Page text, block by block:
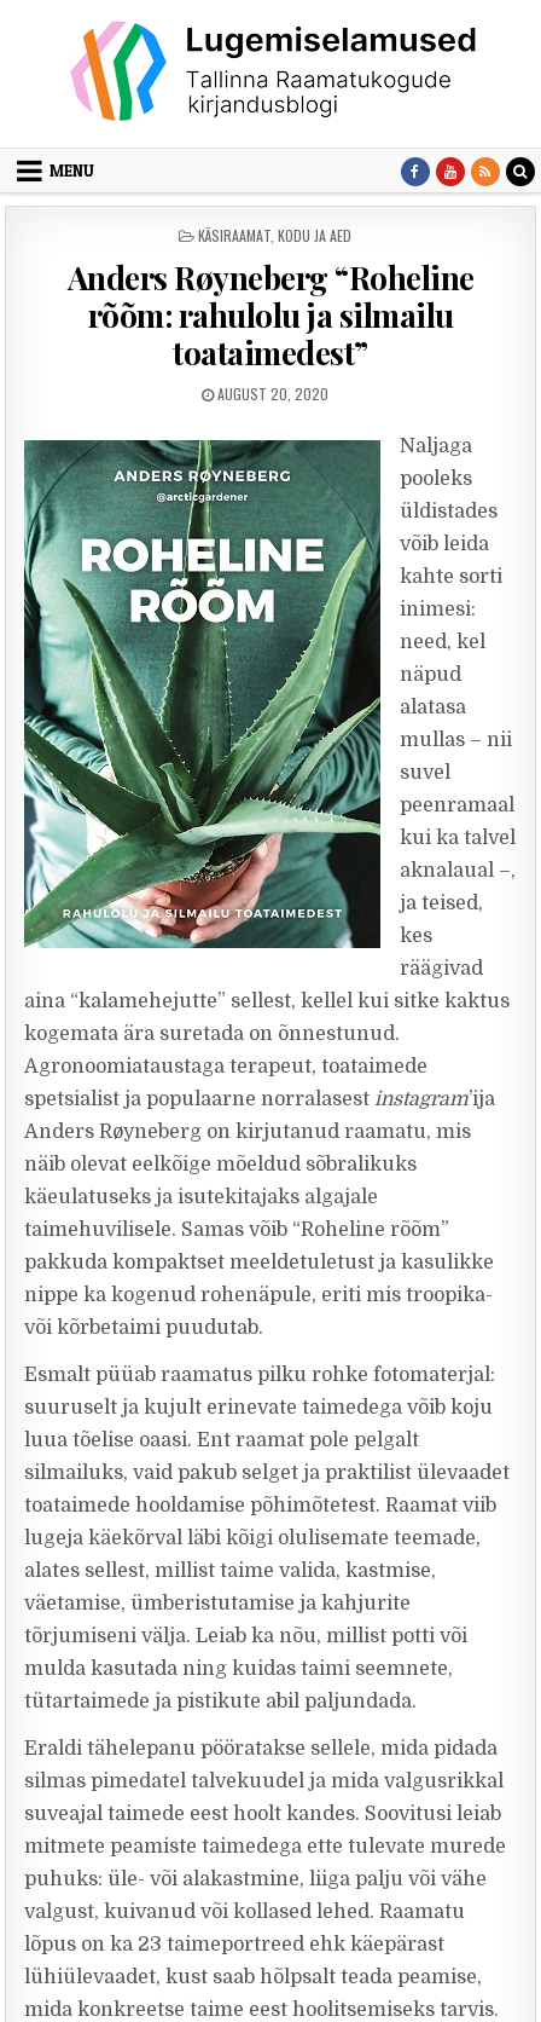
MENU
POSTED IN
KÄSIRAAMAT, KODU JA AED
Anders Røyneberg “Roheline
rõõm: rahulolu ja silmailu
toataimedest”
PUBLISHED DATE:
AUGUST 20, 2020
Naljaga
pooleks
üldistades
võib leida
kahte sorti
inimesi:
need, kel
näpud
alatasa
mullas – nii
suvel
peenramaal
kui ka talvel
aknalaual –,
ja teised,
kes
räägivad
aina “kalamehejutte” sellest, kellel kui sitke kaktus
kogemata ära suretada on õnnestunud.
Agronoomiataustaga terapeut, toataimede
spetsialist ja populaarne norralasestinstagram’ija
Anders Røyneberg on kirjutanud raamatu, mis
näib olevat eelkõige mõeldud sõbralikuks
käeulatuseks ja isutekitajaks algajale
taimehuvilisele. Samas võib “Roheline rõõm”
pakkuda kompaktset meeldetuletust ja kasulikke
nippe ka kogenud rohenäpule, eriti mis troopika-
või kõrbetaimi puudutab.
Esmalt püüab raamatus pilku rohke fotomaterjal:
suuruselt ja kujult erinevate taimedega võib koju
luua tõelise oaasi. Ent raamat pole pelgalt
silmailuks, vaid pakub selget ja praktilist ülevaadet
toataimede hooldamise põhimõtetest. Raamat viib
lugeja käekõrval läbi kõigi olulisemate teemade,
alates sellest, millist taime valida, kastmise,
väetamise, ümberistutamise ja kahjurite
tõrjumiseni välja. Leiab ka nõu, millist potti või
mulda kasutada ning kuidas taimi seemnete,
tütartaimede ja pistikute abil paljundada.
Eraldi tähelepanu pööratakse sellele, mida pidada
silmas pimedatel talvekuudel ja mida valgusrikkal
suveajal taimede eest hoolt kandes. Soovitusi leiab
mitmete peamiste taimedega ette tulevate murede
puhuks: üle- või alakastmine, liiga palju või vähe
valgust, kuivanud või kollased lehed. Raamatu
lõpus on ka 23 taimeportreed ehk käepärast
lühiülevaadet, kust saab hõlpsalt teada peamise,
mida konkreetse taime eest hoolitsemiseks tarvis.